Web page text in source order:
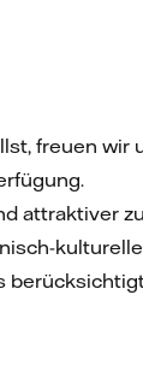
freuen wir
attraktiver